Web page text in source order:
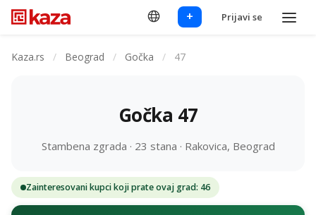
+ Prijavi se
Kaza.rs / Beograd / Gočka / 47
Gočka 47
Stambena zgrada · 23 stana · Rakovica, Beograd
Zainteresovani kupci koji prate ovaj grad: 46